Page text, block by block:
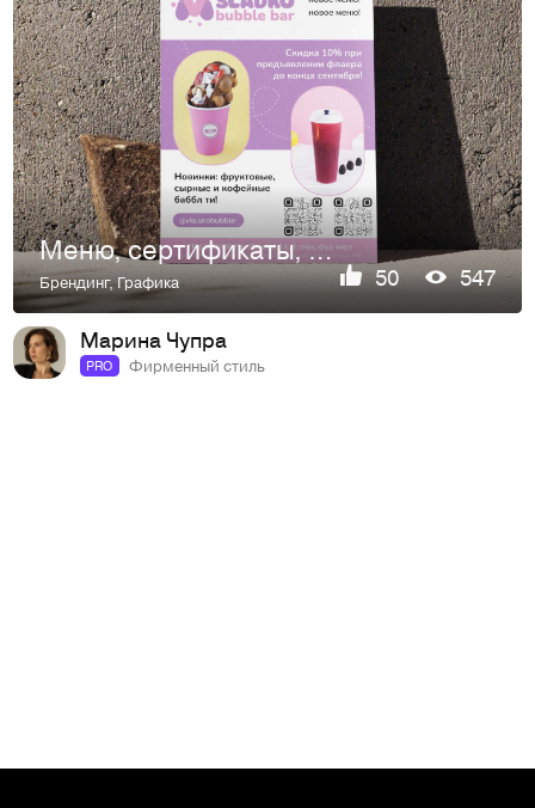
Меню, сертификаты, наклейки, флаеры для кофейни
Брендинг,Графика 50 547
Марина Чупра
PRO Фирменный стиль